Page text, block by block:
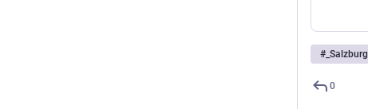
# _Salzburg
0